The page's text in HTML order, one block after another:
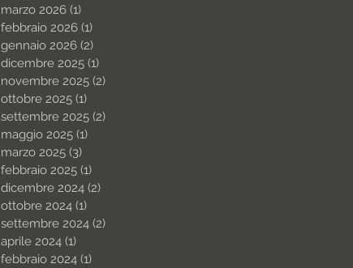
marzo 2026 (1)
febbraio 2026 (1)
gennaio 2026 (2)
dicembre 2025 (1)
novembre 2025 (2)
ottobre 2025 (1)
settembre 2025 (2)
maggio 2025 (1)
marzo 2025 (3)
febbraio 2025 (1)
dicembre 2024 (2)
ottobre 2024 (1)
settembre 2024 (2)
aprile 2024 (1)
febbraio 2024 (1)